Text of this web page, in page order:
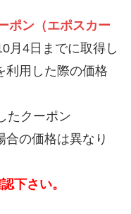
ポン（エポスカー
月4日までに取得し
利用した際の価格
たクーポン
合の価格は異なり
下さい。